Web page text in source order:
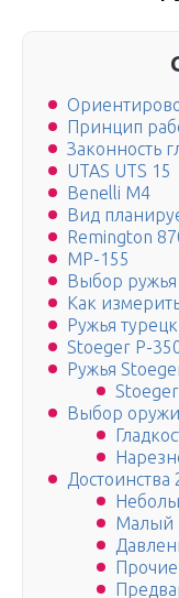
Принцип
Законность
UTAS UTS 15
Benelli M4
Вид
Remington
МР-155
Выбор ружья
Как
Ружья
Stoeger P-
Ружья
Выбор
Достоинства
Малый
Прочие